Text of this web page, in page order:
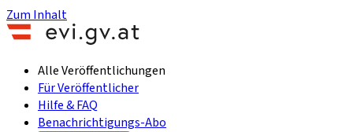
Zum Inhalt
Alle Veröffentlichungen
Für Veröffentlicher
Hilfe & FAQ
Benachrichtigungs-Abo